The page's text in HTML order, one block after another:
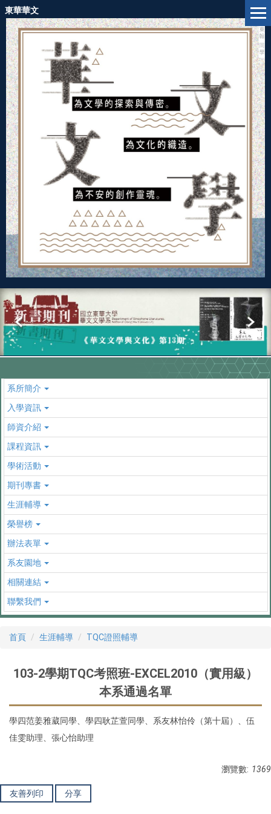
跳
到
主
要
內
容
區
東華華文
系所簡介
入學資訊
師資介紹
課程資訊
學術活動
期刊專書
生涯輔導
榮譽榜
辦法表單
系友園地
相關連結
聯繫我們
首頁 生涯輔導 TQC證照輔導
103-2學期TQC考照班-EXCEL2010（實用級）
本系通過名單
學四范姜雅葳同學、 學四耿芷萱同學、 系友林怡伶（第十屆）、伍
佳雯助理、張心怡助理
瀏覽數: 1369
友善列印 分享